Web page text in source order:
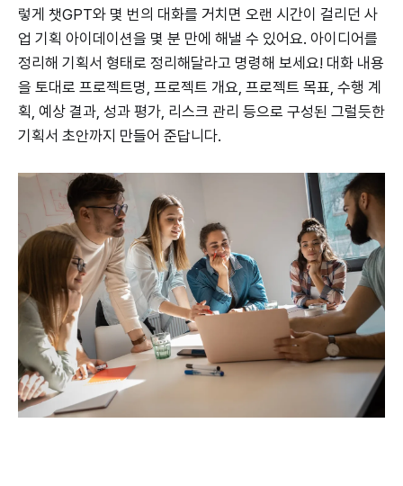
렇게 챗GPT와 몇 번의 대화를 거치면 오랜 시간이 걸리던 사
업 기획 아이데이션을 몇 분 만에 해낼 수 있어요. 아이디어를
정리해 기획서 형태로 정리해달라고 명령해 보세요! 대화 내용
을 토대로 프로젝트명, 프로젝트 개요, 프로젝트 목표, 수행 계
획, 예상 결과, 성과 평가, 리스크 관리 등으로 구성된 그럴듯한
기획서 초안까지 만들어 준답니다.